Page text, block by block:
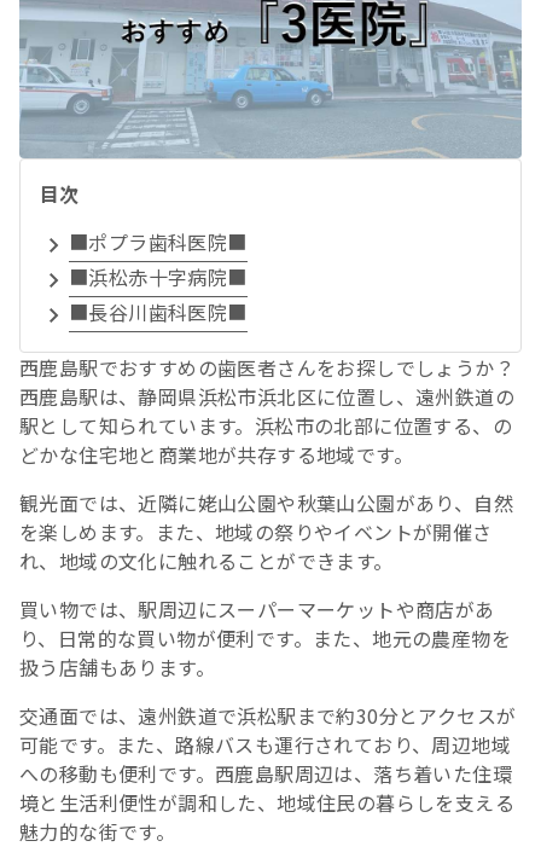
目次
■ポプラ歯科医院■
■浜松赤十字病院■
■長谷川歯科医院■
西鹿島駅でおすすめの歯医者さんをお探しでしょうか？
西鹿島駅は、静岡県浜松市浜北区に位置し、遠州鉄道の
駅として知られています。浜松市の北部に位置する、の
どかな住宅地と商業地が共存する地域です。
観光面では、近隣に姥山公園や秋葉山公園があり、自然
を楽しめます。また、地域の祭りやイベントが開催さ
れ、地域の文化に触れることができます。
買い物では、駅周辺にスーパーマーケットや商店があ
り、日常的な買い物が便利です。また、地元の農産物を
扱う店舗もあります。
交通面では、遠州鉄道で浜松駅まで約30分とアクセスが
可能です。また、路線バスも運行されており、周辺地域
への移動も便利です。西鹿島駅周辺は、落ち着いた住環
境と生活利便性が調和した、地域住民の暮らしを支える
魅力的な街です。